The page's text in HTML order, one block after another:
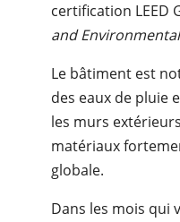
certification LEED
and Environmental
Le bâtiment est
des eaux de pluie
les murs
matériaux
globale.
Dans les mois qui